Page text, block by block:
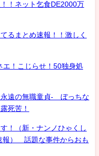
！ネット乞食DE2000万
るまとめ速報！！激しく
エ！こじらせ！50独身処
遠の無職童貞- ぼっちな
死苦！
！（新・ナンノひゃくし
報） 話題な事件からおも